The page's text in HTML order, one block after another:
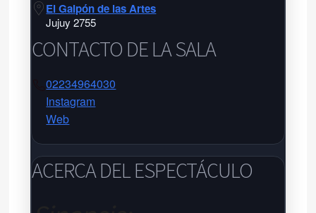
El Galpón de las Artes
Jujuy 2755
CONTACTO DE LA SALA
02234964030
Instagram
Web
Jujuy 2755 - Tel:02234964030-
ACERCA DEL ESPECTÁCULO